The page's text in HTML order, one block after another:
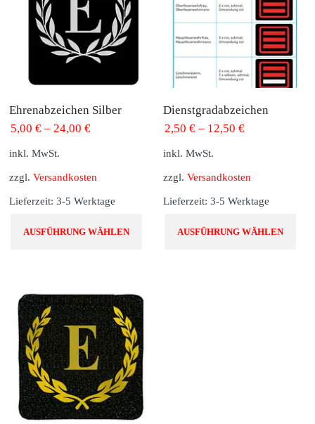
Ehrenabzeichen Silber
5,00 € – 24,00 €
inkl. MwSt.
zzgl. Versandkosten
Lieferzeit: 3-5 Werktage
AUSFÜHRUNG WÄHLEN
Varianten
Optionen
der
Dienstgradabzeichen
2,50€ – 12,50€
inkl. MwSt.
zzgl.Versandkosten
Lieferzeit:3-5 Werktage
AUSFÜHRUNG WÄHLEN